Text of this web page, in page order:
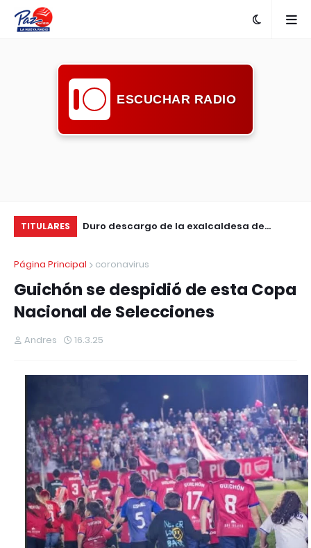
ESCUCHAR RADIO
TITULARES
con nueva
Duro descargo de la exalcaldesa de
comunidad ante la inseguridad
Página Principal
coronavirus
Guichón se despidió de esta Copa
Nacional de Selecciones
Andres 16.3.25